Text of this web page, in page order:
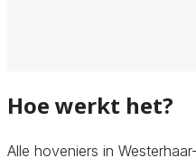
Hoe werkt het?
Alle hoveniers in